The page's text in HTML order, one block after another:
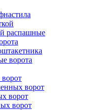
распашные
ворота
ворот
ворот
ворот